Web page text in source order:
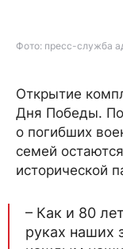
Фото: пресс-служба
Открытие
Дня Победы. По
о погибших
семей
исторической
– Как и 80
руках наших